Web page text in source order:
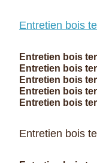
Entretien bois
Entretien bois
Entretien bois
Entretien bois
Entretien bois
Entretien bois
Entretien bois